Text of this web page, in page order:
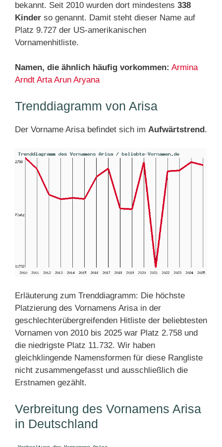
bekannt. Seit 2010 wurden dort mindestens 338
Kinder so genannt. Damit steht dieser Name auf
Platz 9.727 der US-amerikanischen
Vornamenhitliste.
Namen, die ähnlich häufig vorkommen: Armina
Arndt Arta Arun Aryana
Trenddiagramm von Arisa
Der Vorname Arisa befindet sich im Aufwärtstrend.
Erläuterung zum Trenddiagramm: Die höchste
Platzierung des Vornamens Arisa in der
geschlechterübergreifenden Hitliste der beliebtesten
Vornamen von 2010 bis 2025 war Platz 2.758 und
die niedrigste Platz 11.732. Wir haben
gleichklingende Namensformen für diese Rangliste
nicht zusammengefasst und ausschließlich die
Erstnamen gezählt.
Verbreitung des Vornamens Arisa
in Deutschland